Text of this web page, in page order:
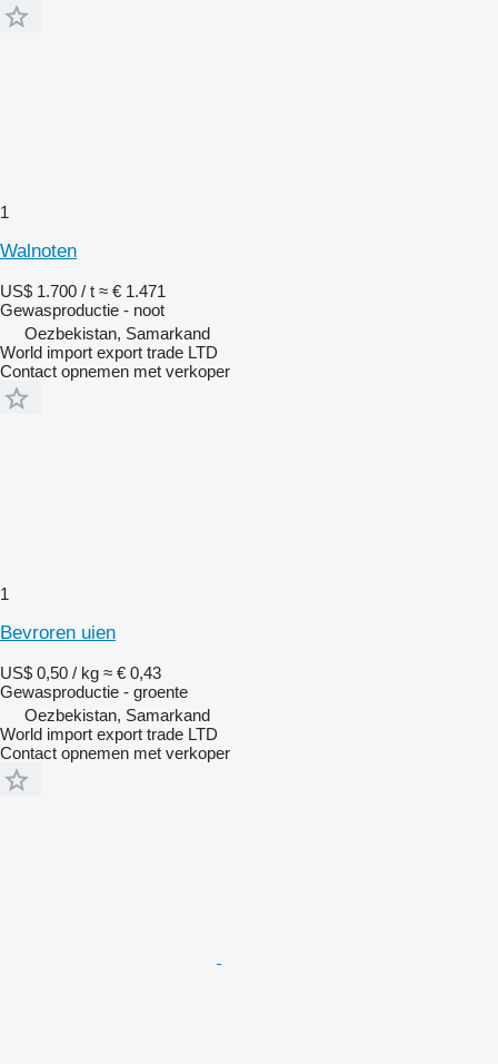
1
Walnoten
US$ 1.700 / t ≈ € 1.471
Gewasproductie - noot
Oezbekistan, Samarkand
World import export trade LTD
Contact opnemen met verkoper
1
Bevroren uien
US$ 0,50 / kg ≈ € 0,43
Gewasproductie - groente
Oezbekistan, Samarkand
World import export trade LTD
Contact opnemen met verkoper